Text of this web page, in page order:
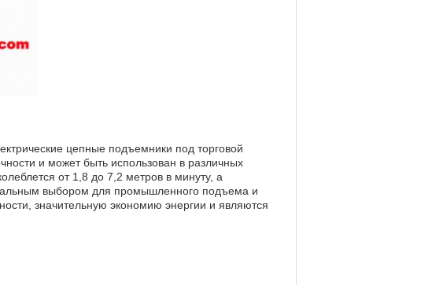
цепные подъемники под торговой
и может быть использован в различных
от 1,8 до 7,2 метров в минуту, а
выбором для промышленного подъема и
значительную экономию энергии и являются